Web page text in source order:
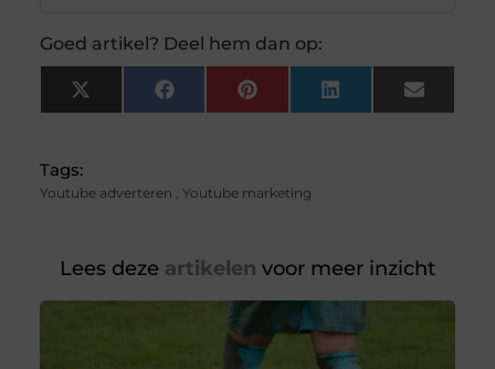
Goed artikel? Deel hem dan op:
X
(Twitter)
FacebookPinterest LinkedIn Email
Tags:
Youtube adverteren , Youtube marketing
Lees deze artikelen voor meer inzicht